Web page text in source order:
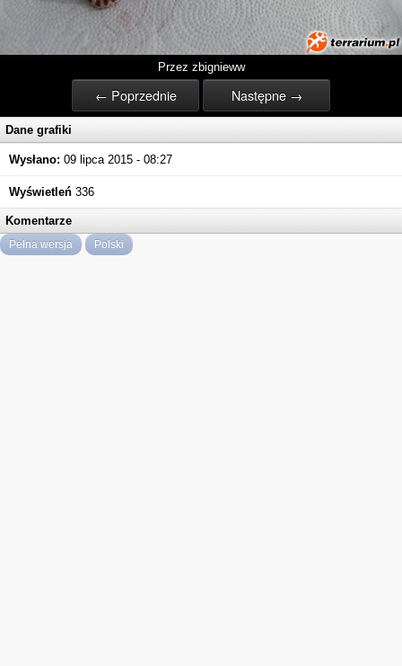
Przez zbignieww
← Poprzednie Następne →
Dane grafiki
Wysłano: 09 lipca 2015 - 08:27
Wyświetleń 336
Komentarze
Pełna wersja Polski